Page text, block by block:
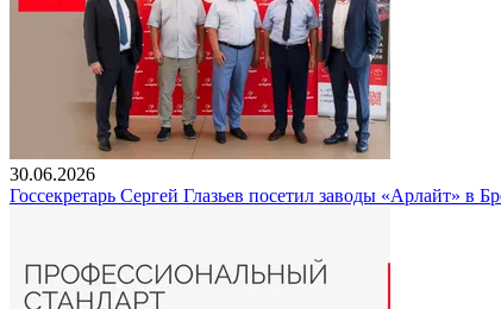
30.06.2026
Госсекретарь Сергей Глазьев посетил заводы «Арлайт» в